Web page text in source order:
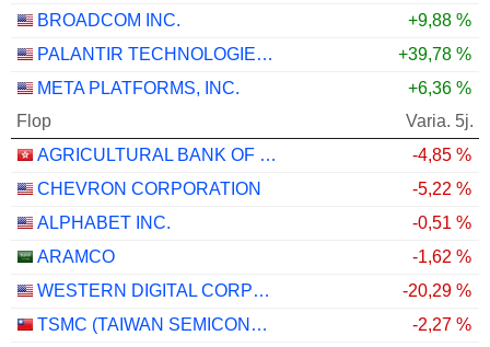
BROADCOM INC.
+9,88 %
PALANTIR TECHNOLOGIES INC.
+39,78 %
META PLATFORMS, INC.
+6,36 %
Flop
Varia. 5j.
AGRICULTURAL BANK OF CHINA LIMITED
-4,85 %
CHEVRON CORPORATION
-5,22 %
ALPHABET INC.
-0,51 %
ARAMCO
-1,62 %
WESTERN DIGITAL CORPORATION
-20,29 %
TSMC (TAIWAN SEMICONDUCTOR MANUFACTURING COMPANY)
-2,27 %